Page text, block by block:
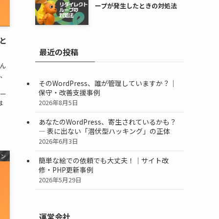
ープが発生したときの対処法
最近の投稿
そのWordPress、誰が管理していますか？｜
保守・改善支援事例
2026年8月5日
あなたのWordPress、寄生されているかも？
― 表に出ない「潜伏型ハッキング」の正体
2026年6月3日
簡単な絵での依頼でも大丈夫！｜サイト改
修・PHP更新事例
2026年5月29日
運営会社